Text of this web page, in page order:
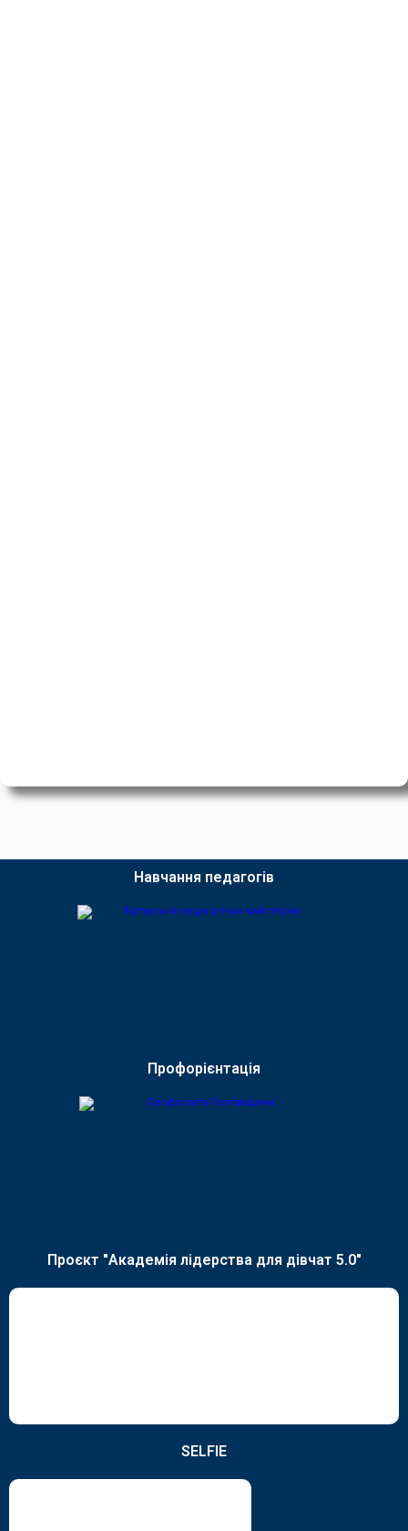
Навчання педагогів
Профорієнтація
Проєкт "Академія лідерства для дівчат 5.0"
SELFIE